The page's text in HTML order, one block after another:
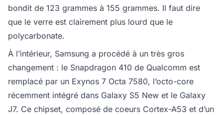
bondit de 123 grammes à 155 grammes. Il faut dire
que le verre est clairement plus lourd que le
polycarbonate.
À l’intérieur, Samsung a procédé à un très gros
changement : le Snapdragon 410 de Qualcomm est
remplacé par un Exynos 7 Octa 7580, l’octo-core
récemment intégré dans Galaxy S5 New et le Galaxy
J7. Ce chipset, composé de coeurs Cortex-A53 et d’un